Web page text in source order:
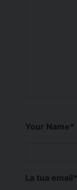
Your Name*
La tua email*